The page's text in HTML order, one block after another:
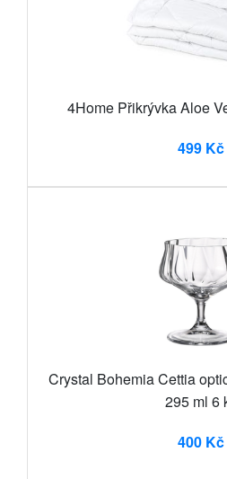
4Home Přikrývka Aloe
499 Kč
Crystal Bohemia Cettia
295 ml 6
400 Kč